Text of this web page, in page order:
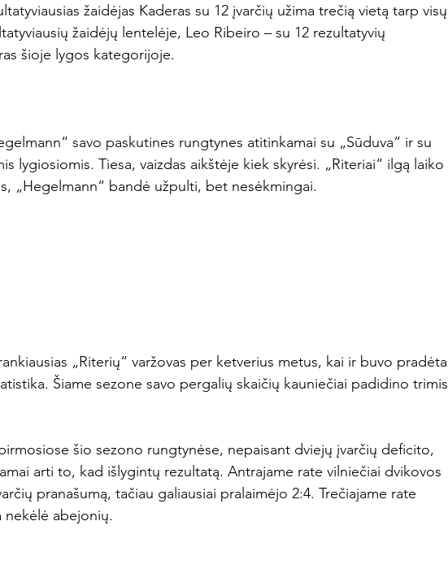
žaidėjas Kaderas su 12 įvarčių užima trečią vietą tarp visų
žaidėjų lentelėje, Leo Ribeiro – su 12 rezultatyvių
šioje lygos kategorijoje.
savo paskutines rungtynes atitinkamai su „Sūduva“ ir su
lygiosiomis. Tiesa, vaizdas aikštėje kiek skyrėsi. „Riteriai“ ilgą laiko
„Hegelmann“ bandė užpulti, bet nesėkmingai.
„Riterių“ varžovas per ketverius metus, kai ir buvo pradėta
Šiame sezone savo pergalių skaičių kauniečiai padidino trimis
šio sezono rungtynėse, nepaisant dviejų įvarčių deficito,
arti to, kad išlygintų rezultatą. Antrajame rate vilniečiai dvikovos
pranašumą, tačiau galiausiai pralaimėjo 2:4. Trečiajame rate
nekėlė abejonių.